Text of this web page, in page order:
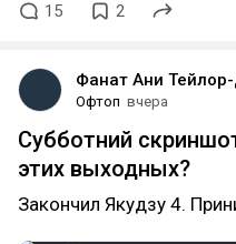
15 2
Фанат Ани
Офтоп вчера
Субботний
этих выходных?
Закончил Якудзу 4.